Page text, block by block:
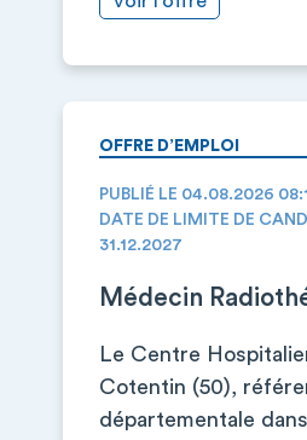
OFFRE D’EMPLOI
PUBLIÉ LE 04.08.2026
DATE DE LIMITE DE
31.12.2027
Médecin
Le Centre
Cotentin (50),
départementale